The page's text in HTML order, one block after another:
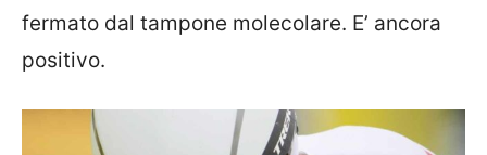
fermato dal tampone molecolare. E’ ancora
positivo.